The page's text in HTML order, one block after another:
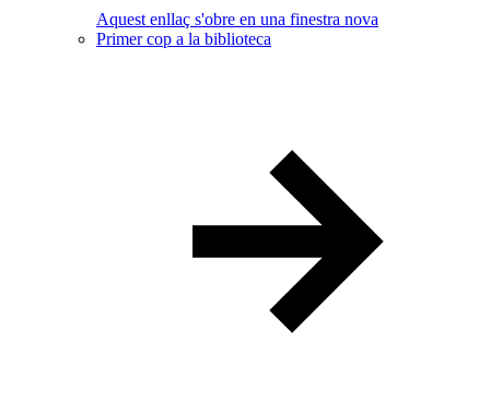
Aquest enllaç s'obre en una finestra nova
Primer cop a la biblioteca